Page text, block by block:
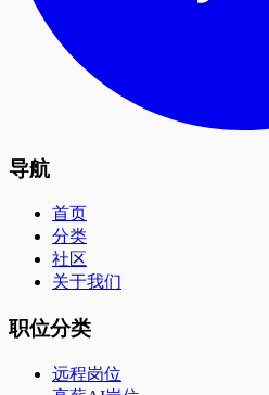
导航
首页
分类
社区
关于我们
职位分类
远程岗位